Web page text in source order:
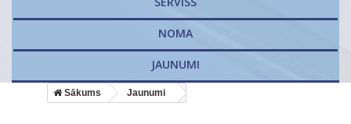
NOMA
JAUNUMI
Sākums Jaunumi